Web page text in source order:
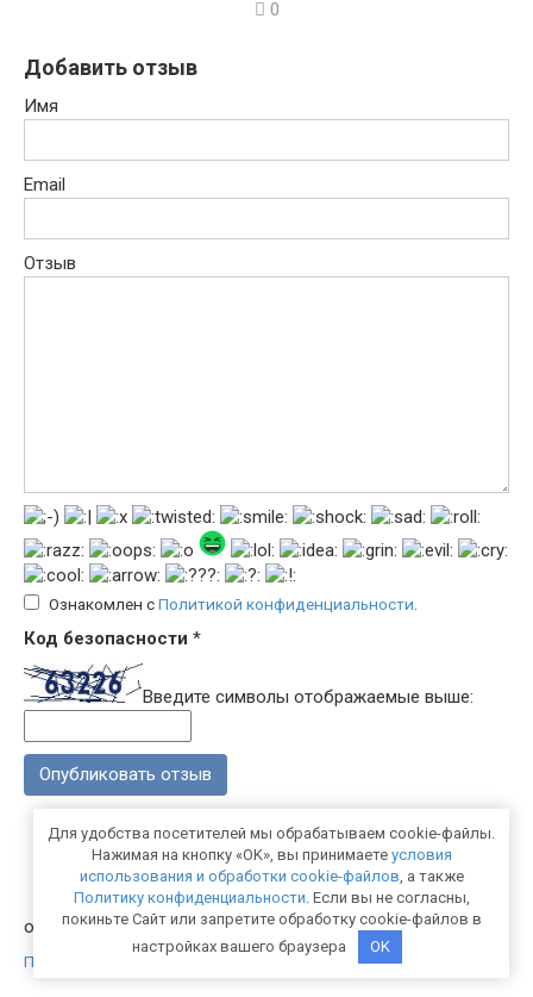
0
Добавить отзыв
Имя
Email
Отзыв
Ознакомлен сПолитикой конфиденциальности
Код безопасности *
Введите символы отображаемые выше:
otzyvyprovse.com 2026
Политика конфиденциальности Карта сайта
Для удобства посетителей мы обрабатываем cookie-файлы.
Нажимая на кнопку «OK», вы принимаете условия
использования и обработки cookie-файлов , а также
Политику конфиденциальности . Если вы не согласны,
покиньте Сайт или запретите обработку cookie-файлов в
настройках вашего браузера
OK